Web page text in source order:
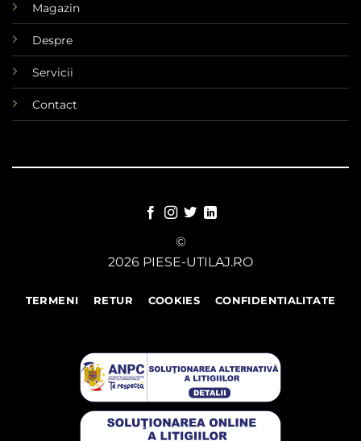
Magazin
Despre
Servicii
Contact
©
2026 PIESE-UTILAJ.RO
TERMENI RETUR COOKIES CONFIDENTIALITATE